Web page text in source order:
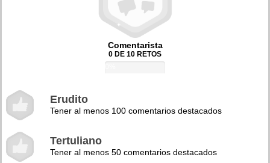
Comentarista
0 DE 10 RETOS
Erudito
Tener al menos 100 comentarios destacados
Tertuliano
Tener al menos 50 comentarios destacados